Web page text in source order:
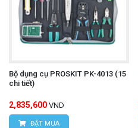
Bộ dụng cụ PROSKIT PK-4013 (15
chi tiết)
2,835,600 VND
ĐẶT MUA